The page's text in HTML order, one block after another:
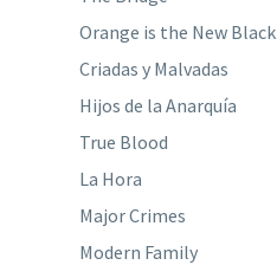
Orange is the New Black
Criadas y Malvadas
Hijos de la Anarquía
True Blood
La Hora
Major Crimes
Modern Family